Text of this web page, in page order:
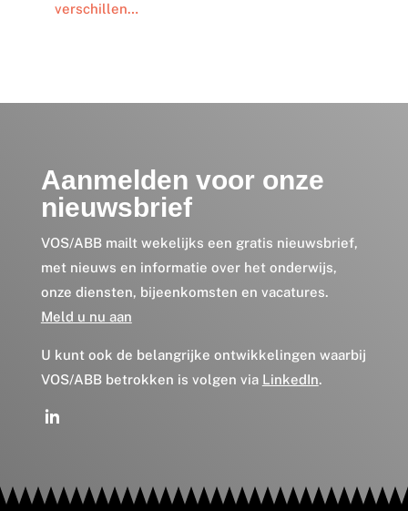
verschillen…
Aanmelden voor onze
nieuwsbrief
VOS/ABB mailt wekelijks een gratis nieuwsbrief,
met nieuws en informatie over het onderwijs,
onze diensten, bijeenkomsten en vacatures.
Meld u nu aan
U kunt ook de belangrijke ontwikkelingen waarbij
VOS/ABB betrokken is volgen via LinkedIn.